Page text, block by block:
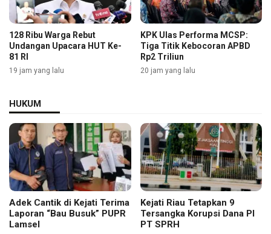
128 Ribu Warga Rebut
Undangan Upacara HUT Ke-
81 RI
19 jam yang lalu
KPK Ulas Performa MCSP:
Tiga Titik Kebocoran APBD
Rp2 Triliun
20 jam yang lalu
HUKUM
Adek Cantik di Kejati Terima
Laporan “Bau Busuk” PUPR
Lamsel
Kejati Riau Tetapkan 9
Tersangka Korupsi Dana PI
PT SPRH